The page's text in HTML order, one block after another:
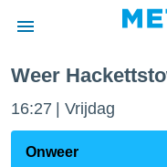
door
Weer
16:27 Vrijdag
Onweer